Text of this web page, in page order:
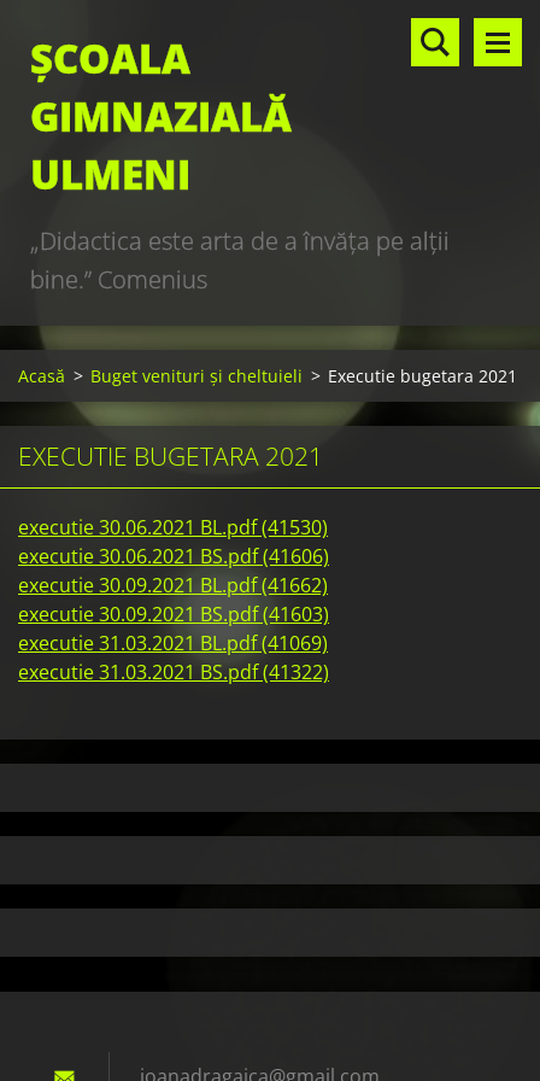
ȘCOALA
GIMNAZIALĂ
ULMENI
„Didactica este arta de a învăţa pe alţii
bine.” Comenius
Acasă > Buget venituri și cheltuieli > Executie bugetara 2021
EXECUTIE BUGETARA 2021
executie 30.06.2021 BL.pdf (41530)
executie 30.06.2021 BS.pdf (41606)
executie 30.09.2021 BL.pdf (41662)
executie 30.09.2021 BS.pdf (41603)
executie 31.03.2021 BL.pdf (41069)
executie 31.03.2021 BS.pdf (41322)